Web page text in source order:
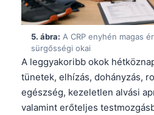
5. ábra: A CRP enyhén magas
sürgősségi okai
A leggyakoribb okok
tünetek, elhízás, dohányzás,
egészség, kezeletlen alvási
valamint erőteljes